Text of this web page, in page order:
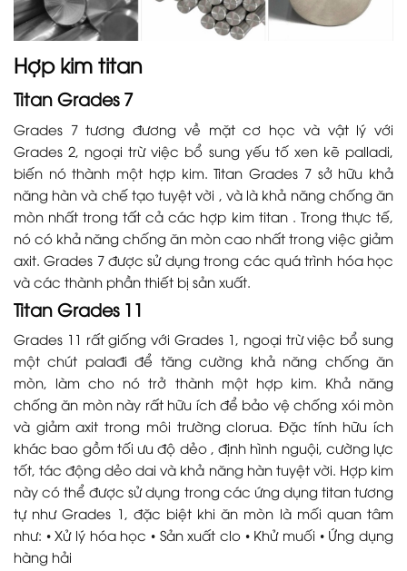
Hợp kim titan
Titan Grades 7
Grades 7 tương đương về mặt cơ học và vật lý với
Grades 2, ngoại trừ việc bổ sung yếu tố xen kẽ palladi,
biến nó thành một hợp kim. Titan Grades 7 sở hữu khả
năng hàn và chế tạo tuyệt vời , và là khả năng chống ăn
mòn nhất trong tất cả các hợp kim titan . Trong thực tế,
nó có khả năng chống ăn mòn cao nhất trong việc giảm
axit. Grades 7 được sử dụng trong các quá trình hóa học
và các thành phần thiết bị sản xuất.
Titan Grades 11
Grades 11 rất giống với Grades 1, ngoại trừ việc bổ sung
một chút palađi để tăng cường khả năng chống ăn
mòn, làm cho nó trở thành một hợp kim. Khả năng
chống ăn mòn này rất hữu ích để bảo vệ chống xói mòn
và giảm axit trong môi trường clorua. Đặc tính hữu ích
khác bao gồm tối ưu độ dẻo , định hình nguội, cường lực
tốt, tác động dẻo dai và khả năng hàn tuyệt vời. Hợp kim
này có thể được sử dụng trong các ứng dụng titan tương
tự như Grades 1, đặc biệt khi ăn mòn là mối quan tâm
như: • Xử lý hóa học • Sản xuất clo • Khử muối • Ứng dụng
hàng hải